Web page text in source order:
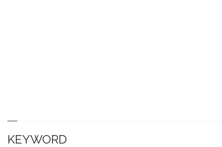
KEYWORD